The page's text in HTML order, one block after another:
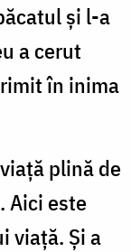
şi l-a
a cerut
în inima
plină de
Aici este
viaţă. Şi a